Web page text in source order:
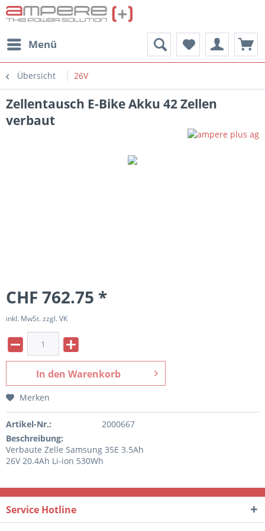
Menü
Übersicht 26V
Zellentausch E-Bike Akku 42 Zellen
verbaut
CHF 762.75 *
inkl. MwSt. zzgl. VK
In den Warenkorb
Merken
Artikel-Nr.:
2000667
Beschreibung:
Verbaute Zelle Samsung 35E 3.5Ah
26V 20.4Ah Li-ion 530Wh
Service Hotline